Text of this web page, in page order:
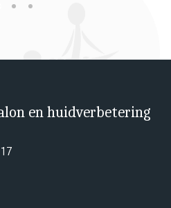
en huidverbetering